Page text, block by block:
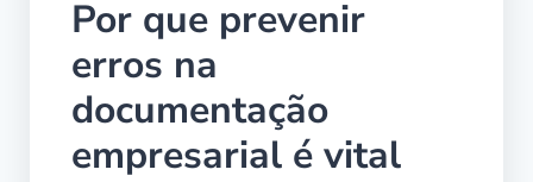
Por que prevenir
erros na
documentação
empresarial é vital